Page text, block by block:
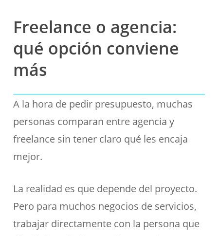
Freelance o agencia:
qué opción conviene
más
A la hora de pedir presupuesto, muchas
personas comparan entre agencia y
freelance sin tener claro qué les encaja
mejor.
La realidad es que depende del proyecto.
Pero para muchos negocios de servicios,
trabajar directamente con la persona que